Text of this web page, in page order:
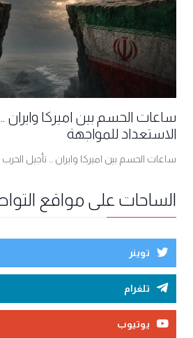
ساعات الحسم بين اميركا وايران
الاستعداد للمواجهة
ساعات الحسم بين اميركا وايران ... تأجيل
الساحات على مواقع
توينر
تلغرام
يوتيوب